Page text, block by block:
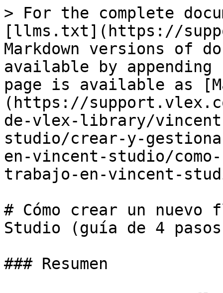
> For the complete
[llms.txt](https://
Markdown versions of
available by
page is available as
(https://
de-vlex-library/
studio/crear-y-
en-vincent-studio/
trabajo-en-vincent-
# Cómo crear un
Studio (guía de 4
### Resumen